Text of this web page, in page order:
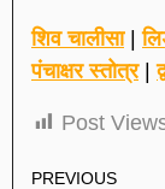
शिव चालीसा|
पंचाक्षर स्तोत्र|
Post
PREVIOUS